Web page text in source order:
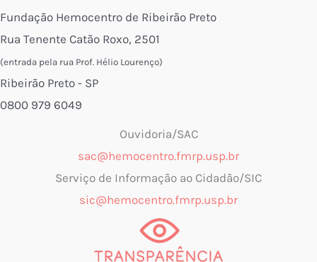
Fundação Hemocentro de Ribeirão Preto
Rua Tenente Catão Roxo, 2501
(entrada pela rua Prof. Hélio Lourenço)
Ribeirão Preto - SP
0800 979 6049
Ouvidoria/SAC
sac@hemocentro.fmrp.usp.br
Serviço de Informação ao Cidadão/SIC
sic@hemocentro.fmrp.usp.br